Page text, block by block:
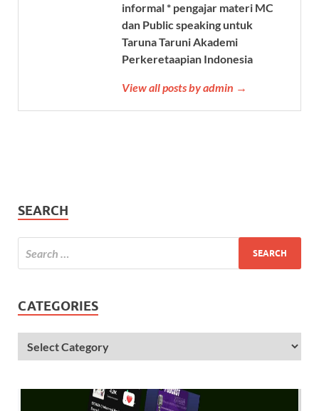
informal * pengajar materi MC
dan Public speaking untuk
Taruna Taruni Akademi
Perkeretaapian Indonesia
View all posts by admin →
SEARCH
CATEGORIES